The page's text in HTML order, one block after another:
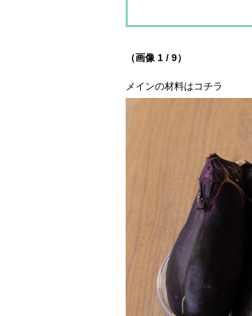
（画像 1 / 9）
メインの材料はコチラ